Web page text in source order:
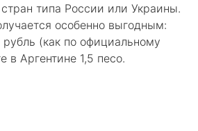
типа России или Украины.
особенно выгодным:
рубль (как по официальному
в Аргентине 1,5 песо.